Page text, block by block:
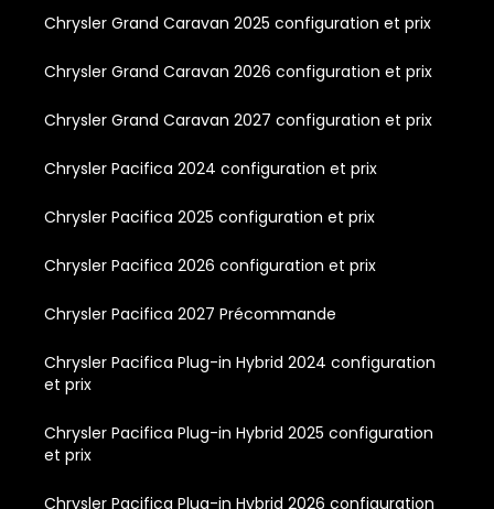
Chrysler Grand Caravan 2025 configuration et prix
Chrysler Grand Caravan 2026 configuration et prix
Chrysler Grand Caravan 2027 configuration et prix
Chrysler Pacifica 2024 configuration et prix
Chrysler Pacifica 2025 configuration et prix
Chrysler Pacifica 2026 configuration et prix
Chrysler Pacifica 2027 Précommande
Chrysler Pacifica Plug-in Hybrid 2024 configuration
et prix
Chrysler Pacifica Plug-in Hybrid 2025 configuration
et prix
Chrysler Pacifica Plug-in Hybrid 2026 configuration